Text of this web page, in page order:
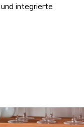
integrierte